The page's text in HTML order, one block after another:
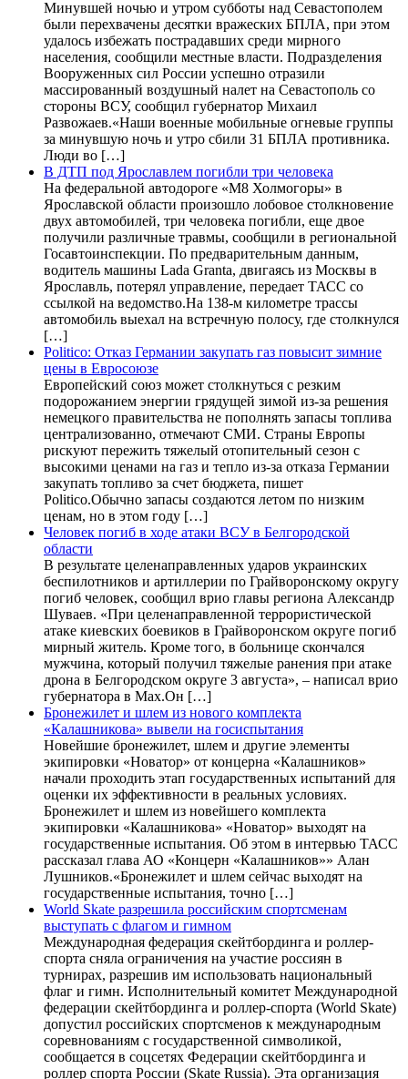
Минувшей ночью и утром субботы над Севастополем
были перехвачены десятки вражеских БПЛА, при этом
удалось избежать пострадавших среди мирного
населения, сообщили местные власти. Подразделения
Вооруженных сил России успешно отразили
массированный воздушный налет на Севастополь со
стороны ВСУ, сообщил губернатор Михаил
Развожаев.«Наши военные мобильные огневые группы
за минувшую ночь и утро сбили 31 БПЛА противника.
Люди во […]
В ДТП под Ярославлем погибли три человека
На федеральной автодороге «М8 Холмогоры» в
Ярославской области произошло лобовое столкновение
двух автомобилей, три человека погибли, еще двое
получили различные травмы, сообщили в региональной
Госавтоинспекции. По предварительным данным,
водитель машины Lada Granta, двигаясь из Москвы в
Ярославль, потерял управление, передает ТАСС со
ссылкой на ведомство.На 138-м километре трассы
автомобиль выехал на встречную полосу, где столкнулся
[…]
Politico: Отказ Германии закупать газ повысит зимние
цены в Евросоюзе
Европейский союз может столкнуться с резким
подорожанием энергии грядущей зимой из-за решения
немецкого правительства не пополнять запасы топлива
централизованно, отмечают СМИ. Страны Европы
рискуют пережить тяжелый отопительный сезон с
высокими ценами на газ и тепло из-за отказа Германии
закупать топливо за счет бюджета, пишет
Politico.Обычно запасы создаются летом по низким
ценам, но в этом году […]
Человек погиб в ходе атаки ВСУ в Белгородской
области
В результате целенаправленных ударов украинских
беспилотников и артиллерии по Грайворонскому округу
погиб человек, сообщил врио главы региона Александр
Шуваев. «При целенаправленной террористической
атаке киевских боевиков в Грайворонском округе погиб
мирный житель. Кроме того, в больнице скончался
мужчина, который получил тяжелые ранения при атаке
дрона в Белгородском округе 3 августа», – написал врио
губернатора в Max.Он […]
Бронежилет и шлем из нового комплекта
«Калашникова» вывели на госиспытания
Новейшие бронежилет, шлем и другие элементы
экипировки «Новатор» от концерна «Калашников»
начали проходить этап государственных испытаний для
оценки их эффективности в реальных условиях.
Бронежилет и шлем из новейшего комплекта
экипировки «Калашникова» «Новатор» выходят на
государственные испытания. Об этом в интервью ТАСС
рассказал глава АО «Концерн «Калашников»» Алан
Лушников.«Бронежилет и шлем сейчас выходят на
государственные испытания, точно […]
World Skate разрешила российским спортсменам
выступать с флагом и гимном
Международная федерация скейтбординга и роллер-
спорта сняла ограничения на участие россиян в
турнирах, разрешив им использовать национальный
флаг и гимн. Исполнительный комитет Международной
федерации скейтбординга и роллер-спорта (World Skate)
допустил российских спортсменов к международным
соревнованиям с государственной символикой,
сообщается в соцсетях Федерации скейтбординга и
роллер спорта России (Skate Russia). Эта организация